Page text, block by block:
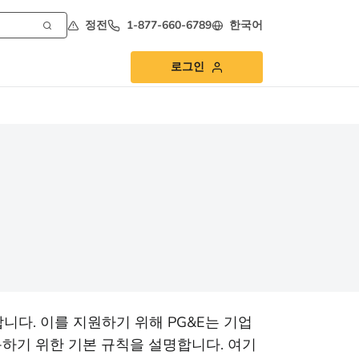
정전 1-877-660-6789 한국어
로그인
다. 이를 지원하기 위해 PG&E는 기업
기 위한 기본 규칙을 설명합니다. 여기